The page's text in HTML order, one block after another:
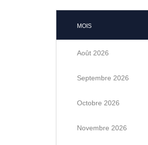
MOIS
Août 2026
Septembre 2026
Octobre 2026
Novembre 2026